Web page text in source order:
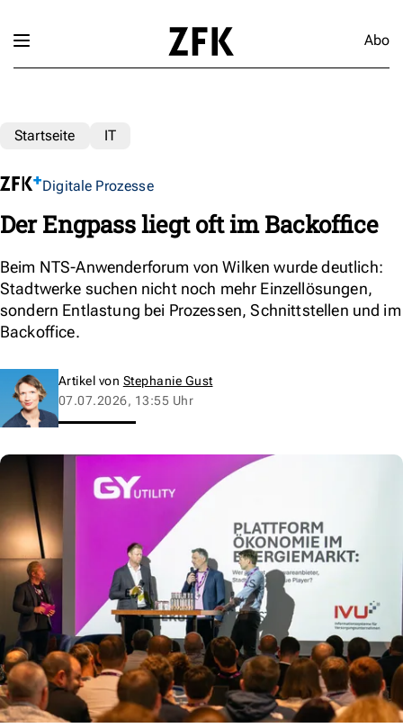
Abo
Startseite IT
Digitale Prozesse
Der Engpass liegt oft im Backoffice
Beim NTS-Anwenderforum von Wilken wurde deutlich:
Stadtwerke suchen nicht noch mehr Einzellösungen,
sondern Entlastung bei Prozessen, Schnittstellen und im
Backoffice.
Artikel von Stephanie Gust
07.07.2026, 13:55 Uhr